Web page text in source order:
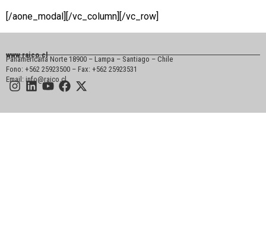
[/aone_modal][/vc_column][/vc_row]
www.raico.cl
Panamericana Norte 18900 – Lampa – Santiago – Chile
Fono: +562 25923500 – Fax: +562 25923531
Email: info@raico.cl